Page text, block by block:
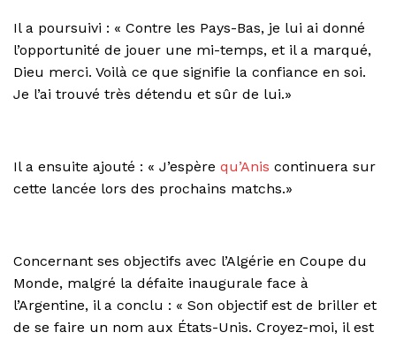
Il a poursuivi : « Contre les Pays-Bas, je lui ai donné
l’opportunité de jouer une mi-temps, et il a marqué,
Dieu merci. Voilà ce que signifie la confiance en soi.
Je l’ai trouvé très détendu et sûr de lui.»
Il a ensuite ajouté : « J’espère qu’Anis continuera sur
cette lancée lors des prochains matchs.»
Concernant ses objectifs avec l’Algérie en Coupe du
Monde, malgré la défaite inaugurale face à
l’Argentine, il a conclu : « Son objectif est de briller et
de se faire un nom aux États-Unis. Croyez-moi, il est